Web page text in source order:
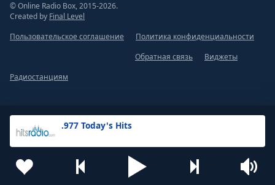
.977 Today's Hits
© Online Radio Box, 2015-2026.
Created by Final Level
Пользовательское соглашение
Политика конфиденциальности
Обратная связь
Виджеты
Радиостанциям